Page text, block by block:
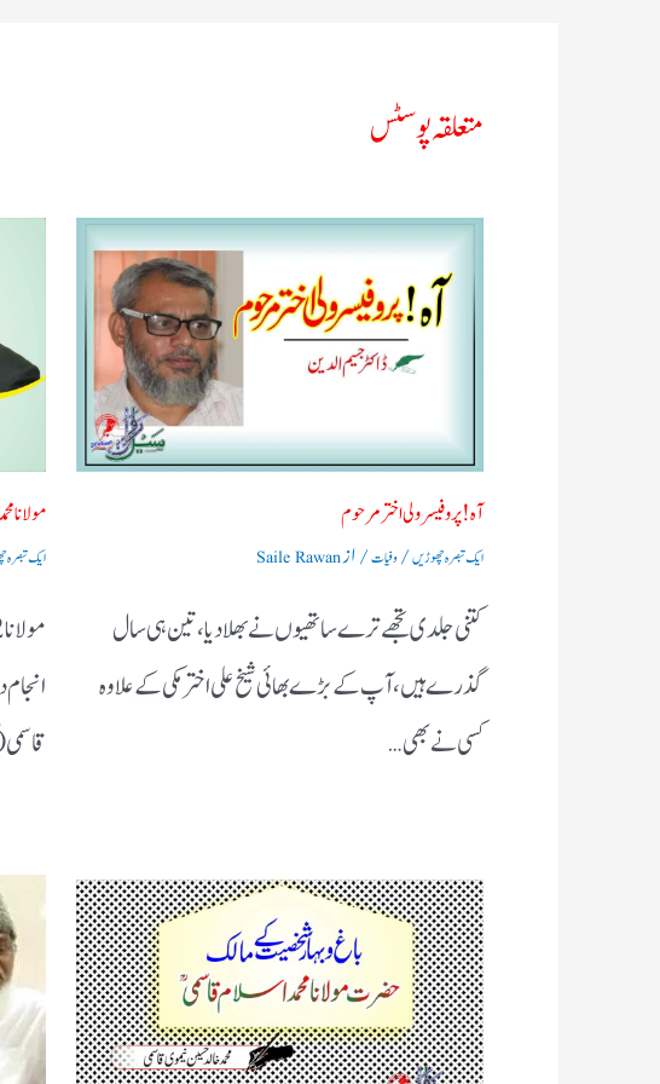
متعلقہ پوسٹس
آه ! پروفیسر ولی اختر مرحوم
ایک تبصرہ چھوڑیں/ وفیات/ ازSaile Rawan
کتنی جلدی تجھے ترے ساتھیوں نے بھلادیا، تین ہی سال
گذرے ہیں، آپ کے بڑے بھائی شیخ علی اختر مکی کے علاوہ
کسی نے بھی…
مولانا
ایک تبصرہ